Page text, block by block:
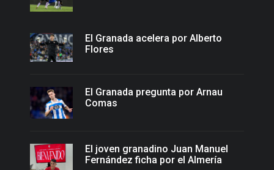
El Granada acelera por Alberto
Flores
El Granada pregunta por Arnau
Comas
El joven granadino Juan Manuel
Fernández ficha por el Almería